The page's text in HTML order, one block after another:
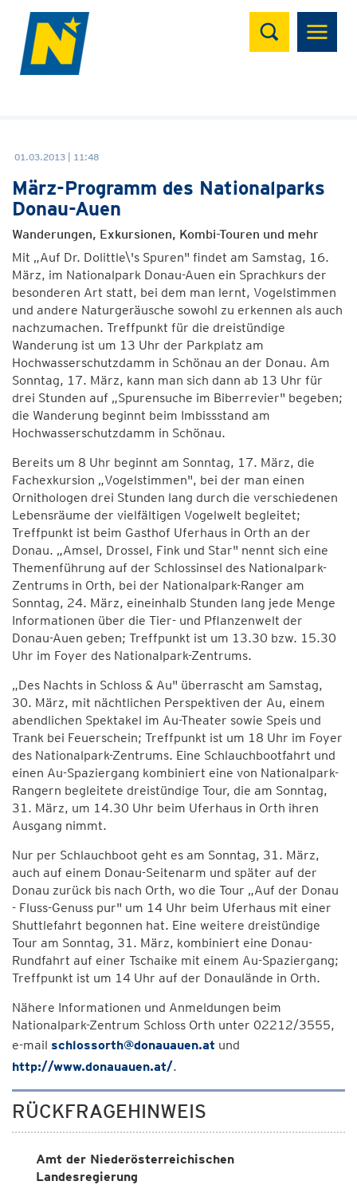
Suchen
01.03.2013 | 11:48
März-Programm des Nationalparks
Donau-Auen
Wanderungen, Exkursionen, Kombi-Touren und mehr
Mit „Auf Dr. Dolittle\'s Spuren" findet am Samstag, 16.
März, im Nationalpark Donau-Auen ein Sprachkurs der
besonderen Art statt, bei dem man lernt, Vogelstimmen
und andere Naturgeräusche sowohl zu erkennen als auch
nachzumachen. Treffpunkt für die dreistündige
Wanderung ist um 13 Uhr der Parkplatz am
Hochwasserschutzdamm in Schönau an der Donau. Am
Sonntag, 17. März, kann man sich dann ab 13 Uhr für
drei Stunden auf „Spurensuche im Biberrevier" begeben;
die Wanderung beginnt beim Imbissstand am
Hochwasserschutzdamm in Schönau.
Bereits um 8 Uhr beginnt am Sonntag, 17. März, die
Fachexkursion „Vogelstimmen", bei der man einen
Ornithologen drei Stunden lang durch die verschiedenen
Lebensräume der vielfältigen Vogelwelt begleitet;
Treffpunkt ist beim Gasthof Uferhaus in Orth an der
Donau. „Amsel, Drossel, Fink und Star" nennt sich eine
Themenführung auf der Schlossinsel des Nationalpark-
Zentrums in Orth, bei der Nationalpark-Ranger am
Sonntag, 24. März, eineinhalb Stunden lang jede Menge
Informationen über die Tier- und Pflanzenwelt der
Donau-Auen geben; Treffpunkt ist um 13.30 bzw. 15.30
Uhr im Foyer des Nationalpark-Zentrums.
„Des Nachts in Schloss & Au" überrascht am Samstag,
30. März, mit nächtlichen Perspektiven der Au, einem
abendlichen Spektakel im Au-Theater sowie Speis und
Trank bei Feuerschein; Treffpunkt ist um 18 Uhr im Foyer
des Nationalpark-Zentrums. Eine Schlauchbootfahrt und
einen Au-Spaziergang kombiniert eine von Nationalpark-
Rangern begleitete dreistündige Tour, die am Sonntag,
31. März, um 14.30 Uhr beim Uferhaus in Orth ihren
Ausgang nimmt.
Nur per Schlauchboot geht es am Sonntag, 31. März,
auch auf einem Donau-Seitenarm und später auf der
Donau zurück bis nach Orth, wo die Tour „Auf der Donau
- Fluss-Genuss pur" um 14 Uhr beim Uferhaus mit einer
Shuttlefahrt begonnen hat. Eine weitere dreistündige
Tour am Sonntag, 31. März, kombiniert eine Donau-
Rundfahrt auf einer Tschaike mit einem Au-Spaziergang;
Treffpunkt ist um 14 Uhr auf der Donaulände in Orth.
Nähere Informationen und Anmeldungen beim
Nationalpark-Zentrum Schloss Orth unter 02212/3555,
e-mail schlossorth@donauauen.at und
http://www.donauauen.at/.
RÜCKFRAGEHINWEIS
Amt der Niederösterreichischen
Landesregierung